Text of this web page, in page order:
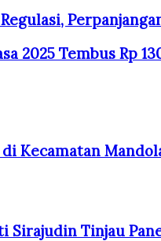
2025 Tembus Rp
Kecamatan
Sirajudin Tinjau